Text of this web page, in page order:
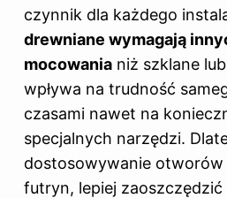
czynnik dla każdego
drewniane wymagają
mocowania niż szklane
wpływa na trudność
czasami nawet na
specjalnych narzędzi.
dostosowywanie
futryn, lepiej